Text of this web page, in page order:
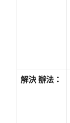
解決 辦法：